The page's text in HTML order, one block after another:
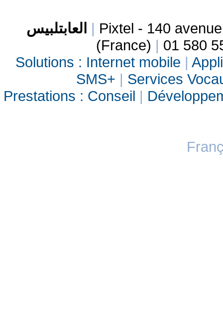
العابتلبيس | Pixtel - 140
(France) | 01 580
Solutions : Internet mobile |
SMS+ | Services
Prestations : Conseil |